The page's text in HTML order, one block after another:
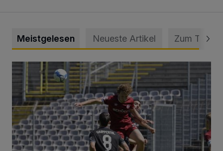
Meistgelesen Neueste Artikel Zum Thema
WSV: Übertragung im Barmer Bahnhof und klare Ansage